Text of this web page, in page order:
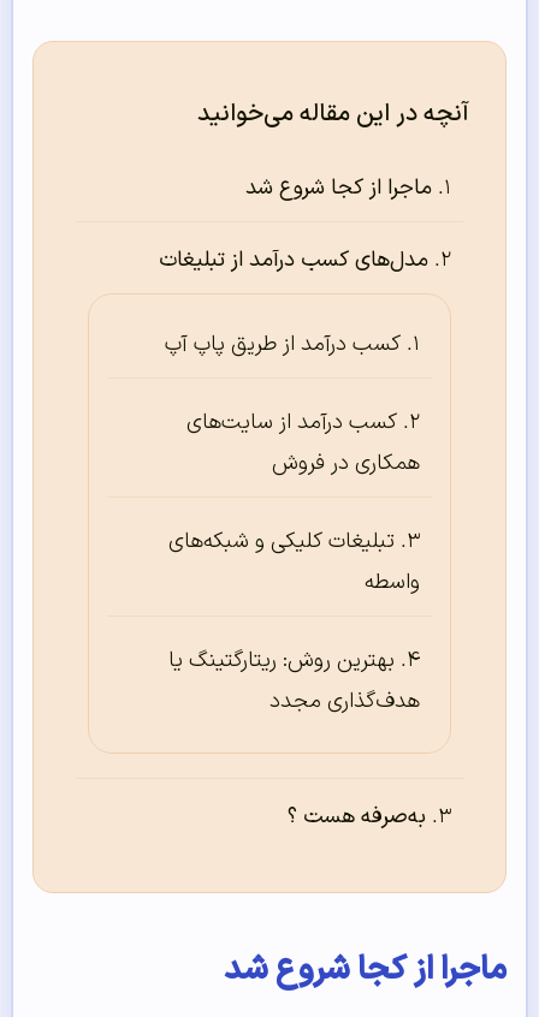
آنچه در این مقاله می‌خوانید
ماجرا از کجا شروع شد
مدل‌های کسب درآمد از تبلیغات
کسب درآمد از طریق پاپ آپ
کسب درآمد از سایت‌های
همکاری در فروش
تبلیغات کلیکی و شبکه‌های
واسطه
بهترین روش: ریتارگتینگ یا
هدف‌گذاری مجدد
به‌صرفه‌ هست ؟
ماجرا از کجا شروع شد